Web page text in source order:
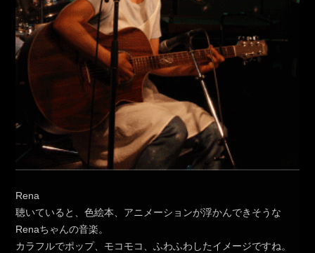
Rena
聴いていると、色絵本、アニメーションが浮かんできそうな
Renaちゃんの音楽。
カラフルでポップ、モコモコ、ふわふわしたイメージですね。